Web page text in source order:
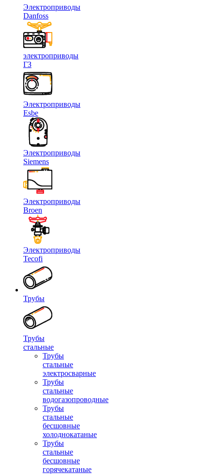
Электроприводы
Danfoss
электроприводы
ГЗ
Электроприводы
Esbe
Электроприводы
Siemens
Электроприводы
Broen
Электроприводы
Tecofi
Трубы
Трубы
стальные
Трубы
стальные
электросварные
Трубы
стальные
водогазопроводные
Трубы
стальные
бесшовные
холоднокатаные
Трубы
стальные
бесшовные
горячекатаные